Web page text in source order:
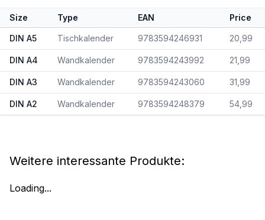
Size Type EAN Price
DIN A5 Tischkalender 9783594246931 20,99
DIN A4 Wandkalender 9783594243992 21,99
DIN A3 Wandkalender 9783594243060 31,99
DIN A2 Wandkalender 9783594248379 54,99
Weitere interessante Produkte:
Loading...